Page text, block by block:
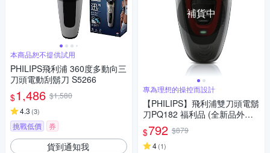
本商品恕不提供試用
PHILIPS飛利浦 360度多動向三
刀頭電動刮鬍刀 S5266
$1,486 $1,580
4.3 (3)
挑戰低價 券
貨到通知我
補貨中
專為理想的操控而設計
【PHILIPS】飛利浦雙刀頭電鬍
刀PQ182 福利品 (全新品外盒
凹損)
$792 $879
4(1)